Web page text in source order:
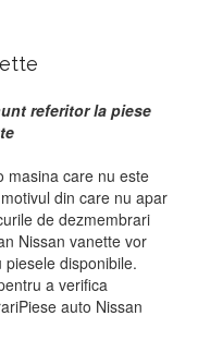
referitor la piese
masina care nu este
din care nu apar
de dezmembrari
Nissan vanette vor
disponibile.
a verifica
auto Nissan